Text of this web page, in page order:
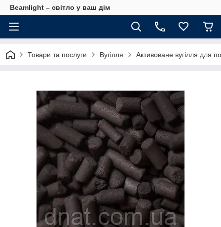
Beamlight – світло у ваш дім
Товари та послуги Вугілля Активоване вугілля для